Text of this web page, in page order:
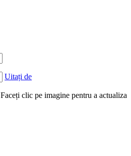
Uitați de
Faceți clic pe imagine pentru a actualiza